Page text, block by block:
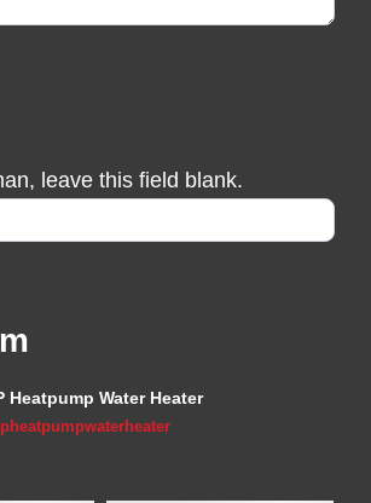
leave this field blank.
Heatpump Water Heater